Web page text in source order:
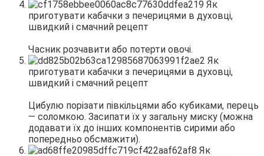
Часник розчавити або потерти овочі.
Цибулю порізати півкільцями або кубиками, перець
— соломкою. Засипати їх у загальну миску (можна
додавати їх до інших компонентів сирими або
попередньо обсмажити).